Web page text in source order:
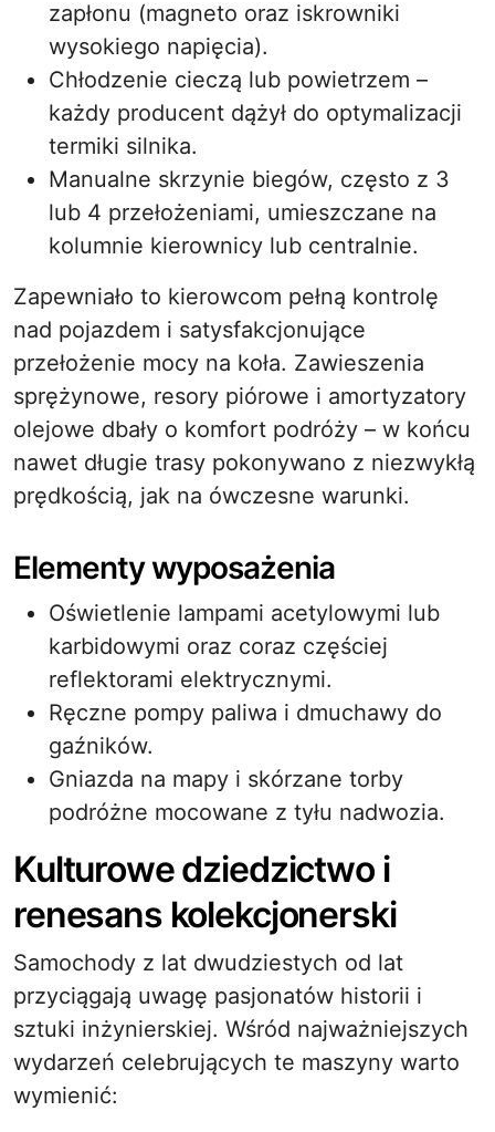
zapłonu (magneto oraz iskrowniki
wysokiego napięcia).
Chłodzenie cieczą lub powietrzem –
każdy producent dążył do optymalizacji
termiki silnika.
Manualne skrzynie biegów, często z 3
lub 4 przełożeniami, umieszczane na
kolumnie kierownicy lub centralnie.
Zapewniało to kierowcom pełną kontrolę
nad pojazdem i satysfakcjonujące
przełożenie mocy na koła. Zawieszenia
sprężynowe, resory piórowe i amortyzatory
olejowe dbały o komfort podróży – w końcu
nawet długie trasy pokonywano z niezwykłą
prędkością, jak na ówczesne warunki.
Elementy wyposażenia
Oświetlenie lampami acetylowymi lub
karbidowymi oraz coraz częściej
reflektorami elektrycznymi.
Ręczne pompy paliwa i dmuchawy do
gaźników.
Gniazda na mapy i skórzane torby
podróżne mocowane z tyłu nadwozia.
Kulturowe dziedzictwo i
renesans kolekcjonerski
Samochody z lat dwudziestych od lat
przyciągają uwagę pasjonatów historii i
sztuki inżynierskiej. Wśród najważniejszych
wydarzeń celebrujących te maszyny warto
wymienić: